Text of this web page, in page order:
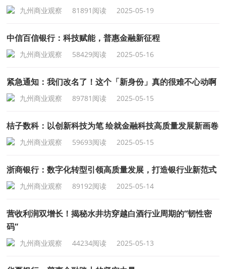
九州商业观察 81891阅读 2025-05-19
中信百信银行：科技赋能，普惠金融新征程
九州商业观察 58429阅读 2025-05-16
紧急通知：我们改名了！这个「新身份」真的很难不心动啊
九州商业观察 89781阅读 2025-05-15
桔子数科：以创新科技为笔 绘就金融科技高质量发展新画卷
九州商业观察 59693阅读 2025-05-15
浙商银行：数字化转型引领高质量发展，打造银行业新范式
九州商业观察 89192阅读 2025-05-14
营收利润双增长！揭秘水井坊穿越白酒行业周期的“韧性密
码”
九州商业观察 44234阅读 2025-05-13